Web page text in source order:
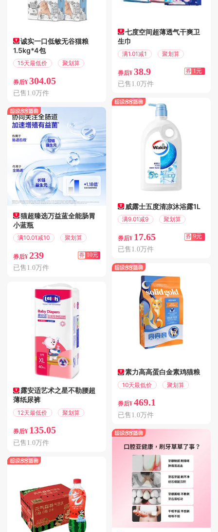
诚实一口低敏无谷猫粮
1.5kg*4包
15天最低价 聚划算
券后¥ 304.05
已售1.0万件
猫超臻选万益蓝全能肠胃
小蓝瓶
满10.01减10 聚划算
券后¥ 239 券 10元
已售1.0万件
露安适艺术之星不勒腰超
薄纸尿裤
12天最低价 聚划算
券后¥ 135.05
已售1.0万件
七度空间超薄透气干爽卫
生巾
满1.01减1 聚划算
券后¥ 38.9 券 1元
已售1.0万件
威露士五度清凉沐浴露1L
满9.01减9 聚划算
券后¥ 17.65 券 9元
已售1.0万件
素力高高蛋白金素鸡猫粮
10天最低价 聚划算
券后¥ 469.1
已售1.0万件